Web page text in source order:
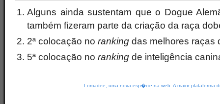
Alguns ainda sustentam que o Dogue
também fizeram parte da criação da raça
2ª colocação no ranking das melhores raças
5ª colocação no ranking de inteligência
Lomadee, uma nova esp�cie na web. A maior plataforma